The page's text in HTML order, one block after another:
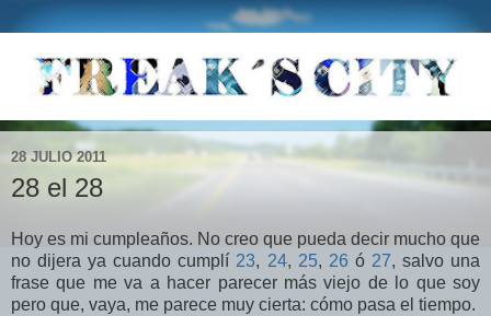
28 JULIO 2011
28 el 28
Hoy es mi cumpleaños. No creo que pueda decir mucho que
no dijera ya cuando cumplí 23, 24, 25, 26 ó 27, salvo una
frase que me va a hacer parecer más viejo de lo que soy
pero que, vaya, me parece muy cierta: cómo pasa el tiempo.